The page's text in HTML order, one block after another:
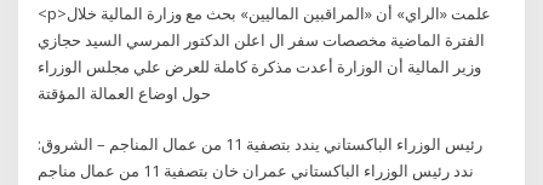
<p>علمت «الراي» أن «المراقبين الماليين» بحث مع وزارة المالية خلال
الفترة الماضية مخصصات سفر ال اعلن الدكتور المرسي السيد حجازي
وزير المالية أن الوزارة أعدت مذكرة كاملة للعرض علي مجلس الوزراء
حول اوضاع العمالة المؤقتة
رئيس الوزراء الباكستاني يندد بتصفية 11 من عمال المناجم – الشروق:
ندد رئيس الوزراء الباكستاني عمران خان بتصفية 11 من عمال مناجم